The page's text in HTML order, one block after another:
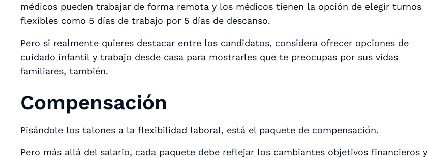
médicos pueden trabajar de forma remota y los médicos tienen la opción de elegir turnos
flexibles como 5 días de trabajo por 5 días de descanso.
Pero si realmente quieres destacar entre los candidatos, considera ofrecer opciones de
cuidado infantil y trabajo desde casa para mostrarles que te preocupas por sus vidas
familiares, también.
Compensación
Pisándole los talones a la flexibilidad laboral, está el paquete de compensación.
Pero más allá del salario, cada paquete debe reflejar los cambiantes objetivos financieros y